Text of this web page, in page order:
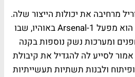
מרחיבה את יכולות הייצור שלה.
אחד המוקדים המרכזיים הוא מפעל Arsenal-1 באוהיו, שבו
ומערכות נשק נוספות בקנה
אמור לסייע לה להגדיל את קיבולת
ולבנות תשתיות תעשייתיות